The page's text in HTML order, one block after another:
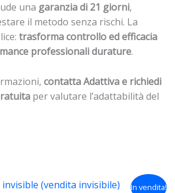
una garanzia di 21 giorni,
il metodo senza rischi. La
trasforma controllo ed efficacia
professionali durature.
contatta Adattiva e richiedi
per valutare l’adattabilità del
In vendita!
Il
Il